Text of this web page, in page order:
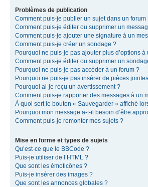
Problèmes de publication
Comment puis-je publier un sujet dans un forum
Comment puis-je éditer ou supprimer un
Comment puis-je ajouter une signature à un
Comment puis-je créer un sondage ?
Pourquoi ne puis-je pas ajouter plus d’options à
Comment puis-je éditer ou supprimer un
Pourquoi ne puis-je pas accéder à un forum ?
Pourquoi ne puis-je pas insérer de pièces
Pourquoi ai-je reçu un avertissement ?
Comment puis-je rapporter des messages à un
À quoi sert le bouton « Sauvegarder » affiché
Pourquoi mon message a-t-il besoin d’être
Comment puis-je remonter mes sujets ?
Mise en forme et types de sujets
Qu’est-ce que le BBCode ?
Puis-je utiliser de l’HTML ?
Que sont les émoticônes ?
Puis-je insérer des images ?
Que sont les annonces globales ?